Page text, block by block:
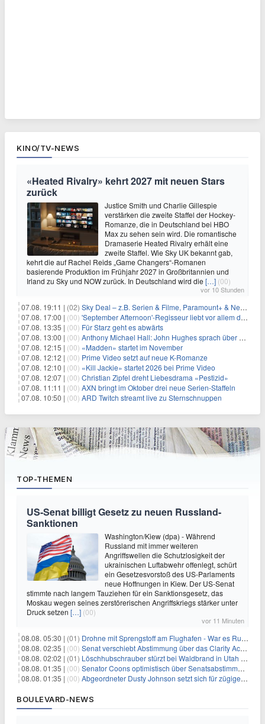
KINO/TV-NEWS
«Heated Rivalry» kehrt 2027 mit neuen Stars
zurück
Justice Smith und Charlie Gillespie
verstärken die zweite Staffel der Hockey-
Romanze, die in Deutschland bei HBO
Max zu sehen sein wird. Die romantische
Dramaserie Heated Rivalry erhält eine
zweite Staffel. Wie Sky UK bekannt gab,
kehrt die auf Rachel Reids „Game Changers“-Romanen
basierende Produktion im Frühjahr 2027 in Großbritannien und
Irland zu Sky und NOW zurück. In Deutschland wird die […] (00)
vor 10 Stunden
07.08. 19:11 | (02) Sky Deal – z.B. Serien & Filme, Paramount+ & Netflix für 19,99€/Monat
07.08. 17:00 | (00) 'September Afternoon'-Regisseur liebt vor allem die 'Banalität' in seinen Filmen
07.08. 13:35 | (00) Für Starz geht es abwärts
07.08. 13:00 | (00) Anthony Michael Hall: John Hughes sprach über eine Fortsetzung von 'The Breakfast Club'
07.08. 12:15 | (00) «Madden» startet im November
07.08. 12:12 | (00) Prime Video setzt auf neue K-Romanze
07.08. 12:10 | (00) «Kill Jackie» startet 2026 bei Prime Video
07.08. 12:07 | (00) Christian Zipfel dreht Liebesdrama «Pestizid»
07.08. 11:11 | (00) AXN bringt im Oktober drei neue Serien-Staffeln
07.08. 10:50 | (00) ARD Twitch streamt live zu Sternschnuppen
TOP-THEMEN
US-Senat billigt Gesetz zu neuen Russland-
Sanktionen
Washington/Kiew (dpa) - Während
Russland mit immer weiteren
Angriffswellen die Schutzlosigkeit der
ukrainischen Luftabwehr offenlegt, schürt
ein Gesetzesvorstoß des US-Parlaments
neue Hoffnungen in Kiew. Der US-Senat
stimmte nach langem Tauziehen für ein Sanktionsgesetz, das
Moskau wegen seines zerstörerischen Angriffskriegs stärker unter
Druck setzen […] (00)
vor 11 Minuten
08.08. 05:30 | (01) Drohne mit Sprengstoff am Flughafen - War es Russland?
08.08. 02:35 | (00) Senat verschiebt Abstimmung über das Clarity Act: Auswirkungen auf Unternehmen und das Vertrauen der Investoren
08.08. 02:02 | (01) Löschhubschrauber stürzt bei Waldbrand in Utah ab
08.08. 01:35 | (00) Senator Coons optimistisch über Senatsabstimmungen angesichts von Finanzierungsbedenken
08.08. 01:35 | (00) Abgeordneter Dusty Johnson setzt sich für zügige Regierungsfinanzierung angesichts von Shutdown-Risiken ein
BOULEVARD-NEWS